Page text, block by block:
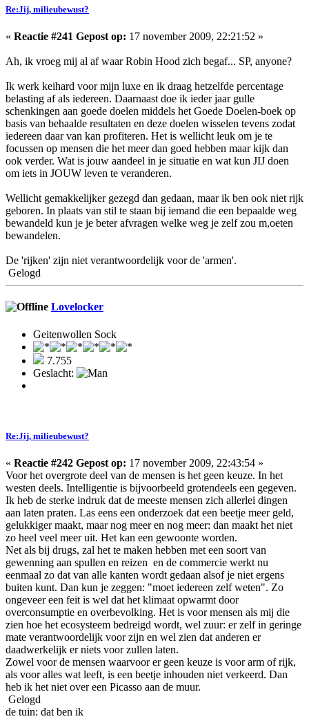
Re:Jij, milieubewust?
« Reactie #241 Gepost op: 17 november 2009, 22:21:52 »
Ah, ik vroeg mij al af waar Robin Hood zich begaf... SP, anyone?
Ik werk keihard voor mijn luxe en ik draag hetzelfde percentage
belasting af als iedereen. Daarnaast doe ik ieder jaar gulle
schenkingen aan goede doelen middels het Goede Doelen-boek op
basis van behaalde resultaten en deze doelen wisselen tevens zodat
iedereen daar van kan profiteren. Het is wellicht leuk om je te
focussen op mensen die het meer dan goed hebben maar kijk dan
ook verder. Wat is jouw aandeel in je situatie en wat kun JIJ doen
om iets in JOUW leven te veranderen.
Wellicht gemakkelijker gezegd dan gedaan, maar ik ben ook niet rijk
geboren. In plaats van stil te staan bij iemand die een bepaalde weg
bewandeld kun je je beter afvragen welke weg je zelf zou m,oeten
bewandelen.
De 'rijken' zijn niet verantwoordelijk voor de 'armen'.
Gelogd
Lovelocker
Geitenwollen Sock
7.755
Geslacht:
Re:Jij, milieubewust?
« Reactie #242 Gepost op: 17 november 2009, 22:43:54 »
Voor het overgrote deel van de mensen is het geen keuze. In het
westen deels. Intelligentie is bijvoorbeeld grotendeels een gegeven.
Ik heb de sterke indruk dat de meeste mensen zich allerlei dingen
aan laten praten. Las eens een onderzoek dat een beetje meer geld,
gelukkiger maakt, maar nog meer en nog meer: dan maakt het niet
zo heel veel meer uit. Het kan een gewoonte worden.
Net als bij drugs, zal het te maken hebben met een soort van
gewenning aan spullen en reizen en de commercie werkt nu
eenmaal zo dat van alle kanten wordt gedaan alsof je niet ergens
buiten kunt. Dan kun je zeggen: "moet iedereen zelf weten". Zo
ongeveer een feit is wel dat het klimaat opwarmt door
overconsumptie en overbevolking. Het is voor mensen als mij die
zien hoe het ecosysteem bedreigd wordt, wel zuur: er zelf in geringe
mate verantwoordelijk voor zijn en wel zien dat anderen er
daadwerkelijk er niets voor zullen laten.
Zowel voor de mensen waarvoor er geen keuze is voor arm of rijk,
als voor alles wat leeft, is een beetje inhouden niet verkeerd. Dan
heb ik het niet over een Picasso aan de muur.
Gelogd
de tuin: dat ben ik